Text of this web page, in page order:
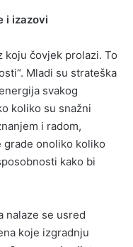
i izazovi
koju čovjek prolazi. To
Mladi su strateška
svakog
koliko su snažni
i radom,
grade onoliko koliko
kako bi
nalaze se usred
koje izgradnju